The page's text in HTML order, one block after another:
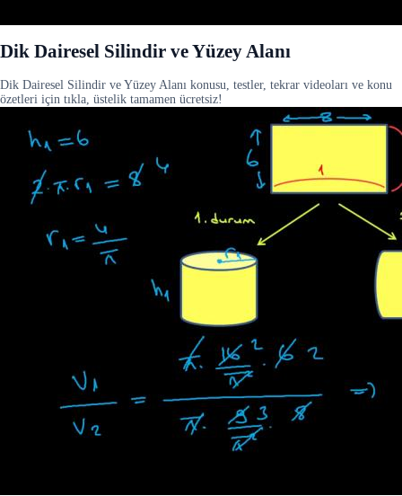
Dik Dairesel Silindir ve Yüzey Alanı
Dik Dairesel Silindir ve Yüzey Alanı konusu, testler, tekrar videoları ve konu
özetleri için tıkla, üstelik tamamen ücretsiz!